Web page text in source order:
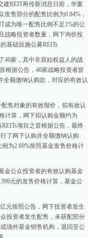
建REIT再传新消息日前，华夏
售部分的配售比例为0.84%，
成为唯一配售比例不足1%的公
战略投资者数量，网下询价投
基础设施公募REITs
40家，其中非原始权益人的战
根据公告，40家战略投资者皆
全额缴纳认购款，对应的有效认
售对象的有效报价，拟有效认
计算，网下拟认购金额约为
项目之首根据公告，最终
了网下认购并全额缴纳认购
为2.69%按照基金发售价格计
金公众投资者的有效认购基金
元的发售价格计算，基金公
元按照公告，网下投资者发生
投资者发生配售，未获配部分
场外基金销售机构，退回至公